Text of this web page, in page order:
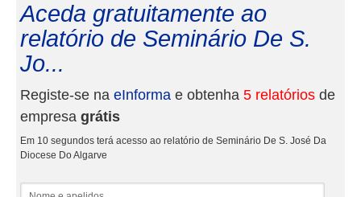
Aceda gratuitamente ao
relatório de Seminário De S.
Jo...
Registe-se na eInforma e obtenha 5 relatórios de
empresa grátis
Em 10 segundos terá acesso ao relatório de Seminário De S. José Da
Diocese Do Algarve